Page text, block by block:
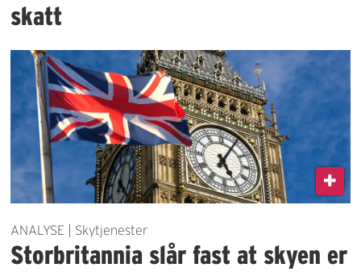
skatt
ANALYSE | Skytjenester
Storbritannia slår fast at skyen er